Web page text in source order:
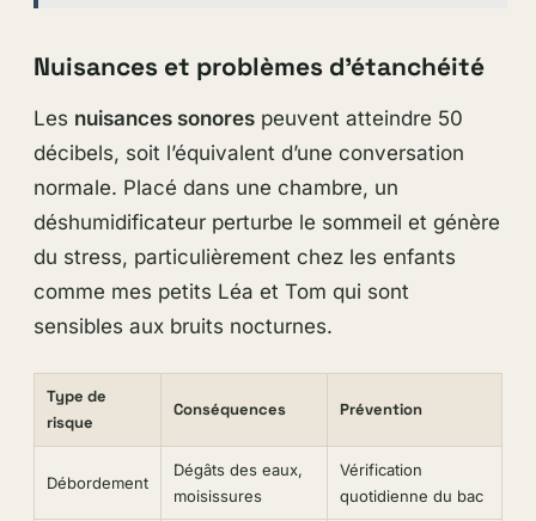
Nuisances et problèmes d’étanchéité
Les nuisances sonorespeuvent atteindre 50
décibels, soit l’équivalent d’une conversation
normale. Placé dans une chambre, un
déshumidificateur perturbe le sommeil et génère
du stress, particulièrement chez les enfants
comme mes petits Léa et Tom qui sont
sensibles aux bruits nocturnes.
Type de
risque
Conséquences Prévention
Débordement
Dégâts des eaux,
moisissures
Vérification
quotidienne du bac